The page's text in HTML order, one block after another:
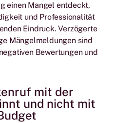
einen Mangel entdeckt,
und Professionalität
Eindruck. Verzögerte
Mängelmeldungen sind
Bewertungen und
mit der
und nicht mit